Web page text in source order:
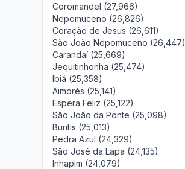
Coromandel (27,966)
Nepomuceno (26,826)
Coração de Jesus (26,611)
São João Nepomuceno (26,447)
Carandaí (25,669)
Jequitinhonha (25,474)
Ibiá (25,358)
Aimorés (25,141)
Espera Feliz (25,122)
São João da Ponte (25,098)
Buritis (25,013)
Pedra Azul (24,329)
São José da Lapa (24,135)
Inhapim (24,079)